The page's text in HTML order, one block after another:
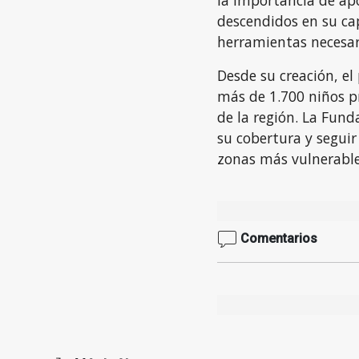
descendidos en su
herramientas
Desde su creación,
más de 1.700 niños
de la región. La
su cobertura y
zonas más
Comentarios